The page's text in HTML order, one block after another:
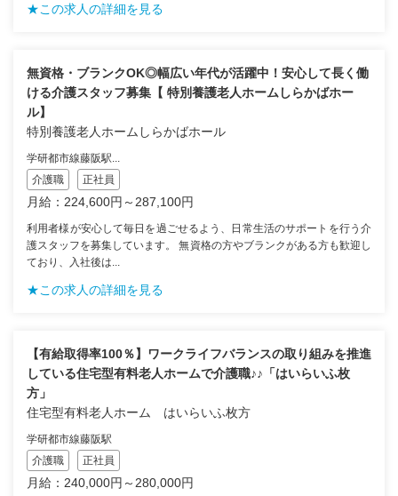
★この求人の詳細を見る
無資格・ブランクOK◎幅広い年代が活躍中！安心して長く働
ける介護スタッフ募集【 特別養護老人ホームしらかばホー
ル】
特別養護老人ホームしらかばホール
学研都市線藤阪駅...
介護職
正社員
月給：224,600円～287,100円
利用者様が安心して毎日を過ごせるよう、日常生活のサポートを行う介
護スタッフを募集しています。 無資格の方やブランクがある方も歓迎し
ており、入社後は...
★この求人の詳細を見る
【有給取得率100％】ワークライフバランスの取り組みを推進
している住宅型有料老人ホームで介護職♪♪「はいらいふ枚
方」
住宅型有料老人ホーム はいらいふ枚方
学研都市線藤阪駅
介護職
正社員
月給：240,000円～280,000円